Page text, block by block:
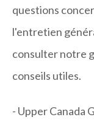
questions
l'entretien
consulter notre
conseils utiles.
- Upper Canada